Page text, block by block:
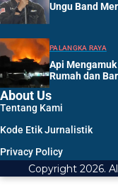
Ungu Band
PALANGKA RAYA
Api
Rumah dan
About Us
Tentang Kami
Kode Etik Jurnalistik
Privacy Policy
Copyright 2026.